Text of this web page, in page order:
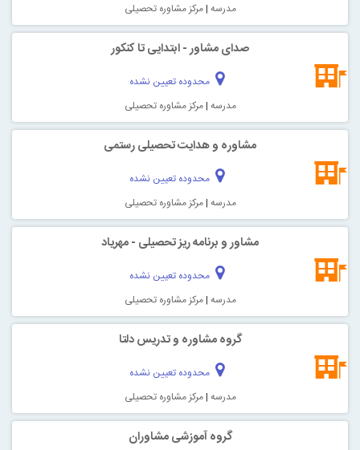
مدرسه |مرکز مشاوره تحصیلی
صدای مشاور - ابتدایی تا کنکور
محدوده تعیین نشده
مدرسه |مرکز مشاوره تحصیلی
مشاوره و هدایت تحصیلی رستمی
محدوده تعیین نشده
مدرسه |مرکز مشاوره تحصیلی
مشاور و برنامه ریز تحصیلی - مهریاد
محدوده تعیین نشده
مدرسه |مرکز مشاوره تحصیلی
گروه مشاوره و تدریس دلتا
محدوده تعیین نشده
مدرسه |مرکز مشاوره تحصیلی
گروه آموزشی مشاوران